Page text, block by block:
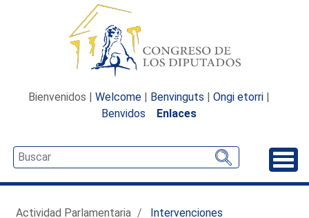
Bienvenidos | Welcome | Benvinguts | Ongi etorri |
Benvidos
Enlaces
Actividad Parlamentaria
Intervenciones